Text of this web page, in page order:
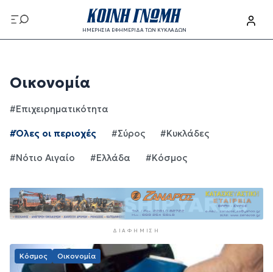
Παράκαμψη προς το κυρίως περιεχόμενο
ΗΜΕΡΗΣΙΑ ΕΦΗΜΕΡΙΔΑ ΤΩΝ ΚΥΚΛΑΔΩΝ
Οικονομία
#Επιχειρηματικότητα
#Όλες οι περιοχές #Σύρος #Κυκλάδες
#Νότιο Αιγαίο #Ελλάδα #Κόσμος
ΔΙΑΦΉΜΙΣΗ
Κόσμος Οικονομία